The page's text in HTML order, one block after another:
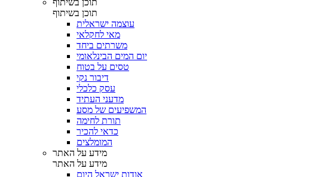
תוכן בשיתוף
תוכן בשיתוף
עוצמה ישראלית
מאי לחקלאי
משרתים ביחד
יום המים הבינלאומי
טסים על בטוח
דיבור נקי
עסק כלכלי
מדעני העתיד
המשפיעים של מסע
תורת לחימה
כדאי להכיר
המומלצים
מידע על האתר
מידע על האתר
אודות ישראל היום